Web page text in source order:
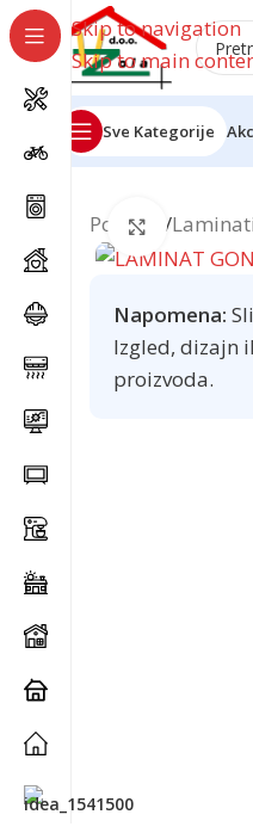
Skip to navigation
Skip to main
Sve Kategorije
Početna /Click to
Napomena:
Izgled, dizajn
proizvoda.